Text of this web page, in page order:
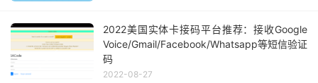
2022美国实体卡接码平台推荐：接收Google
Voice/Gmail/Facebook/Whatsapp等短信验证
码
2022-08-27